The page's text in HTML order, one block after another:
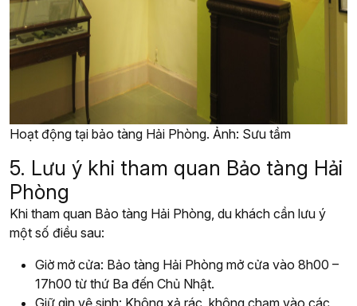
Hoạt động tại bảo tàng Hải Phòng. Ảnh: Sưu tầm
5. Lưu ý khi tham quan Bảo tàng Hải
Phòng
Khi tham quan Bảo tàng Hải Phòng, du khách cần lưu ý
một số điều sau:
Giờ mở cửa: Bảo tàng Hải Phòng mở cửa vào 8h00 –
17h00 từ thứ Ba đến Chủ Nhật.
Giữ gìn vệ sinh: Không xả rác, không chạm vào các